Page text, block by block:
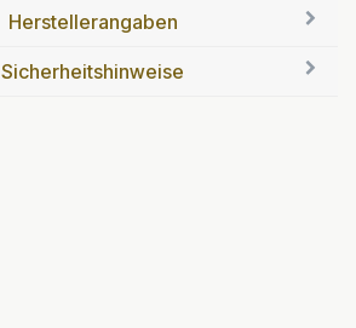
Herstellerangaben
Sicherheitshinweise